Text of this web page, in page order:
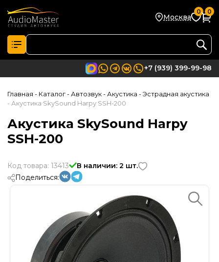
Москва
0 0
+7 (939) 399-99-98
Главная - Каталог- Автозвук- Акустика - Эстрадная акустика
- Акустика SkySound Harpy SSH-200
Акустика SkySound Harpy
SSH-200
Код товара: 13413
В наличии: 2 шт.
Поделиться: